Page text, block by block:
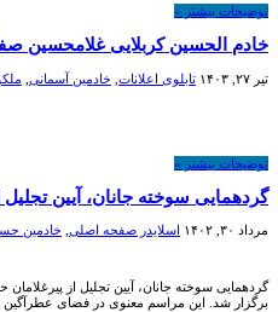
توضیحات بیشتر »
خادم الحسین کربلایی غلامحسین
تیر ۲۷, ۱۴۰۳ تابلوی اعلانات خادمین آسمانی
توضیحات بیشتر »
گردهمایی سوخته جانان، آیین تجلیل از
مرداد ۳۰, ۱۴۰۲ اسلایدر صفحه اصلی, خادمين
برگزار شد. این مراسم معنوی در فضای عطرآگین